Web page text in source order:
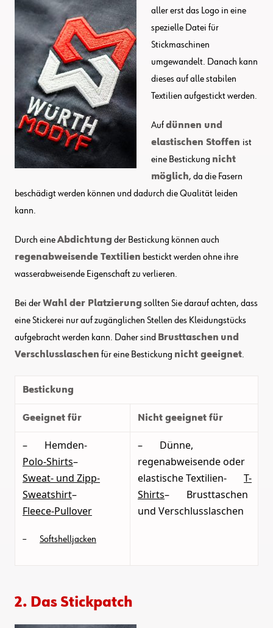
aller erst das Logo in eine
spezielle Datei für
Stickmaschinen
umgewandelt. Danach kann
dieses auf alle stabilen
Textilien aufgestickt werden.
Aufdünnen und
elastischen Stoffen ist
eine Bestickung nicht
möglich, da die Fasern
beschädigt werden können und dadurch die Qualität leiden
kann.
Durch eineAbdichtung der Bestickung können auch
regenabweisende Textilien bestickt werden ohne ihre
wasserabweisende Eigenschaft zu verlieren.
Bei derWahl der Platzierung sollten Sie darauf achten, dass
eine Stickerei nur auf zugänglichen Stellen des Kleidungstücks
aufgebracht werden kann. Daher sind Brusttaschen und
Verschlusslaschen für eine Bestickung nicht geeignet.
Bestickung
Geeignet für Nicht geeignet für
– Hemden-
Polo-Shirts–
Sweat- und Zipp-
Sweatshirt–
Fleece-Pullover
– Softshelljacken
– Dünne,
regenabweisende oder
elastische Textilien- T-
Shirts– Brusttaschen
und Verschlusslaschen
2. Das Stickpatch